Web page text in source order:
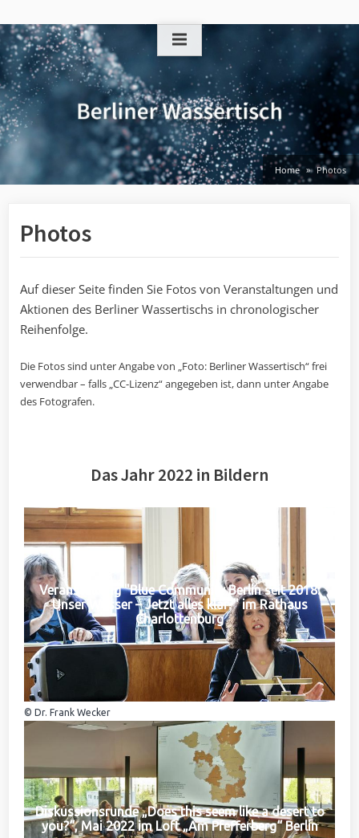
to
content
Home Photos
Photos
Auf dieser Seite finden Sie Fotos von Veranstaltungen und
Aktionen des Berliner Wassertischs in chronologischer
Reihenfolge.
Die Fotos sind unter Angabe von „Foto: Berliner Wassertisch“ frei
verwendbar – falls „CC-Lizenz“ angegeben ist, dann unter Angabe
des Fotografen.
Das Jahr 2022 in Bildern
Veranstaltung "Blue Community Berlin seit 2018:
Unser Wasser – Jetzt alles klar?" im Rathaus
Charlottenburg
© Dr. Frank Wecker
Diskussionsrunde „Does this seem like a desert to
you?“, Mai 2022 im Loft „Am Pfefferberg“ Berlin